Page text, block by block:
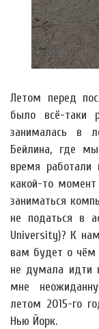
Летом перед
было всё-
занималась в
Бейлина, где
время работали
какой-то
заниматься
не податься в
University)? К
вам будет о чём
не думала идти
мне
летом 2015-го
Нью Йорк.